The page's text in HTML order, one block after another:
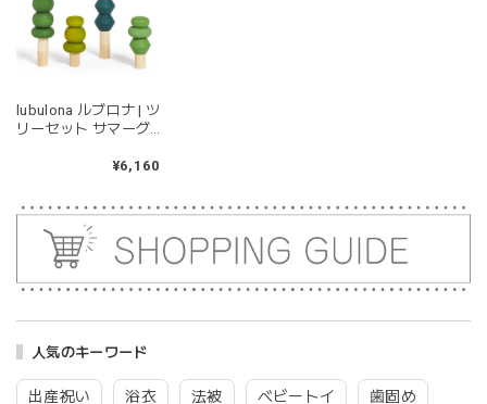
人気のキーワード
出産祝い 浴衣 法被 ベビートイ 歯固め
ったり除菌できたり常に清潔に保てるのも嬉しいです。
moca
2026/04/24
耳の部分が咥えやすいようでよく遊んでいます。木の部分は
ますが、見た目が可愛くて満足です。
gray
2026/03/26
グレーを購入しました！手持ちのビブより少し小さい作りで
lubulona ルブロナ | ツ
リーセット サマーグ
SUMMER STACKING
¥6,160